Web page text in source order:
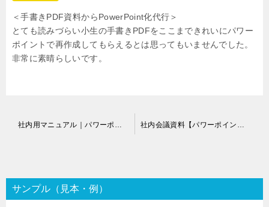
＜手書きPDF資料からPowerPoint化代行＞
とても読みづらい小生の手書きPDFをここまできれいにパワー
ポイントで再作成してもらえるとは思ってもいませんでした。
非常に素晴らしいです。
ゲ
ー
シ
サンプル（見本・例）